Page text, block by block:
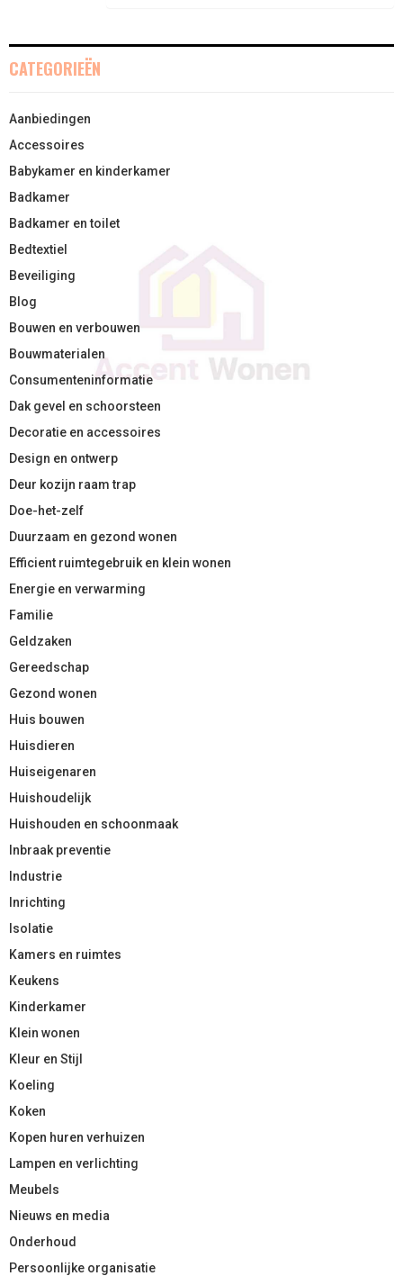
CATEGORIEËN
Aanbiedingen
Accessoires
Babykamer en kinderkamer
Badkamer
Badkamer en toilet
Bedtextiel
Beveiliging
Blog
Bouwen en verbouwen
Bouwmaterialen
Consumenteninformatie
Dak gevel en schoorsteen
Decoratie en accessoires
Design en ontwerp
Deur kozijn raam trap
Doe-het-zelf
Duurzaam en gezond wonen
Efficient ruimtegebruik en klein wonen
Energie en verwarming
Familie
Geldzaken
Gereedschap
Gezond wonen
Huis bouwen
Huisdieren
Huiseigenaren
Huishoudelijk
Huishouden en schoonmaak
Inbraak preventie
Industrie
Inrichting
Isolatie
Kamers en ruimtes
Keukens
Kinderkamer
Klein wonen
Kleur en Stijl
Koeling
Koken
Kopen huren verhuizen
Lampen en verlichting
Meubels
Nieuws en media
Onderhoud
Persoonlijke organisatie